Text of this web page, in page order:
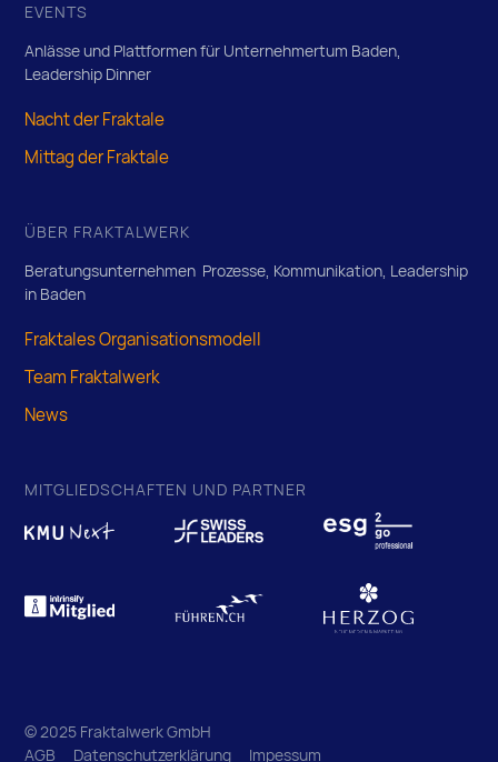
EVENTS
Anlässe und Plattformen für Unternehmertum Baden,
Leadership Dinner
Nacht der Fraktale
Mittag der Fraktale
ÜBER FRAKTALWERK
Beratungsunternehmen Prozesse, Kommunikation, Leadership
in Baden
Fraktales Organisationsmodell
Team Fraktalwerk
News
MITGLIEDSCHAFTEN UND PARTNER
© 2025 Fraktalwerk GmbH
AGB
Datenschutzerklärung Impessum